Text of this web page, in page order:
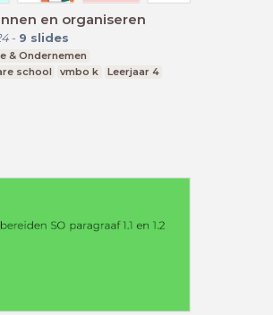
en organiseren
- 9 slides
& Ondernemen
school
vmbo k Leerjaar 4